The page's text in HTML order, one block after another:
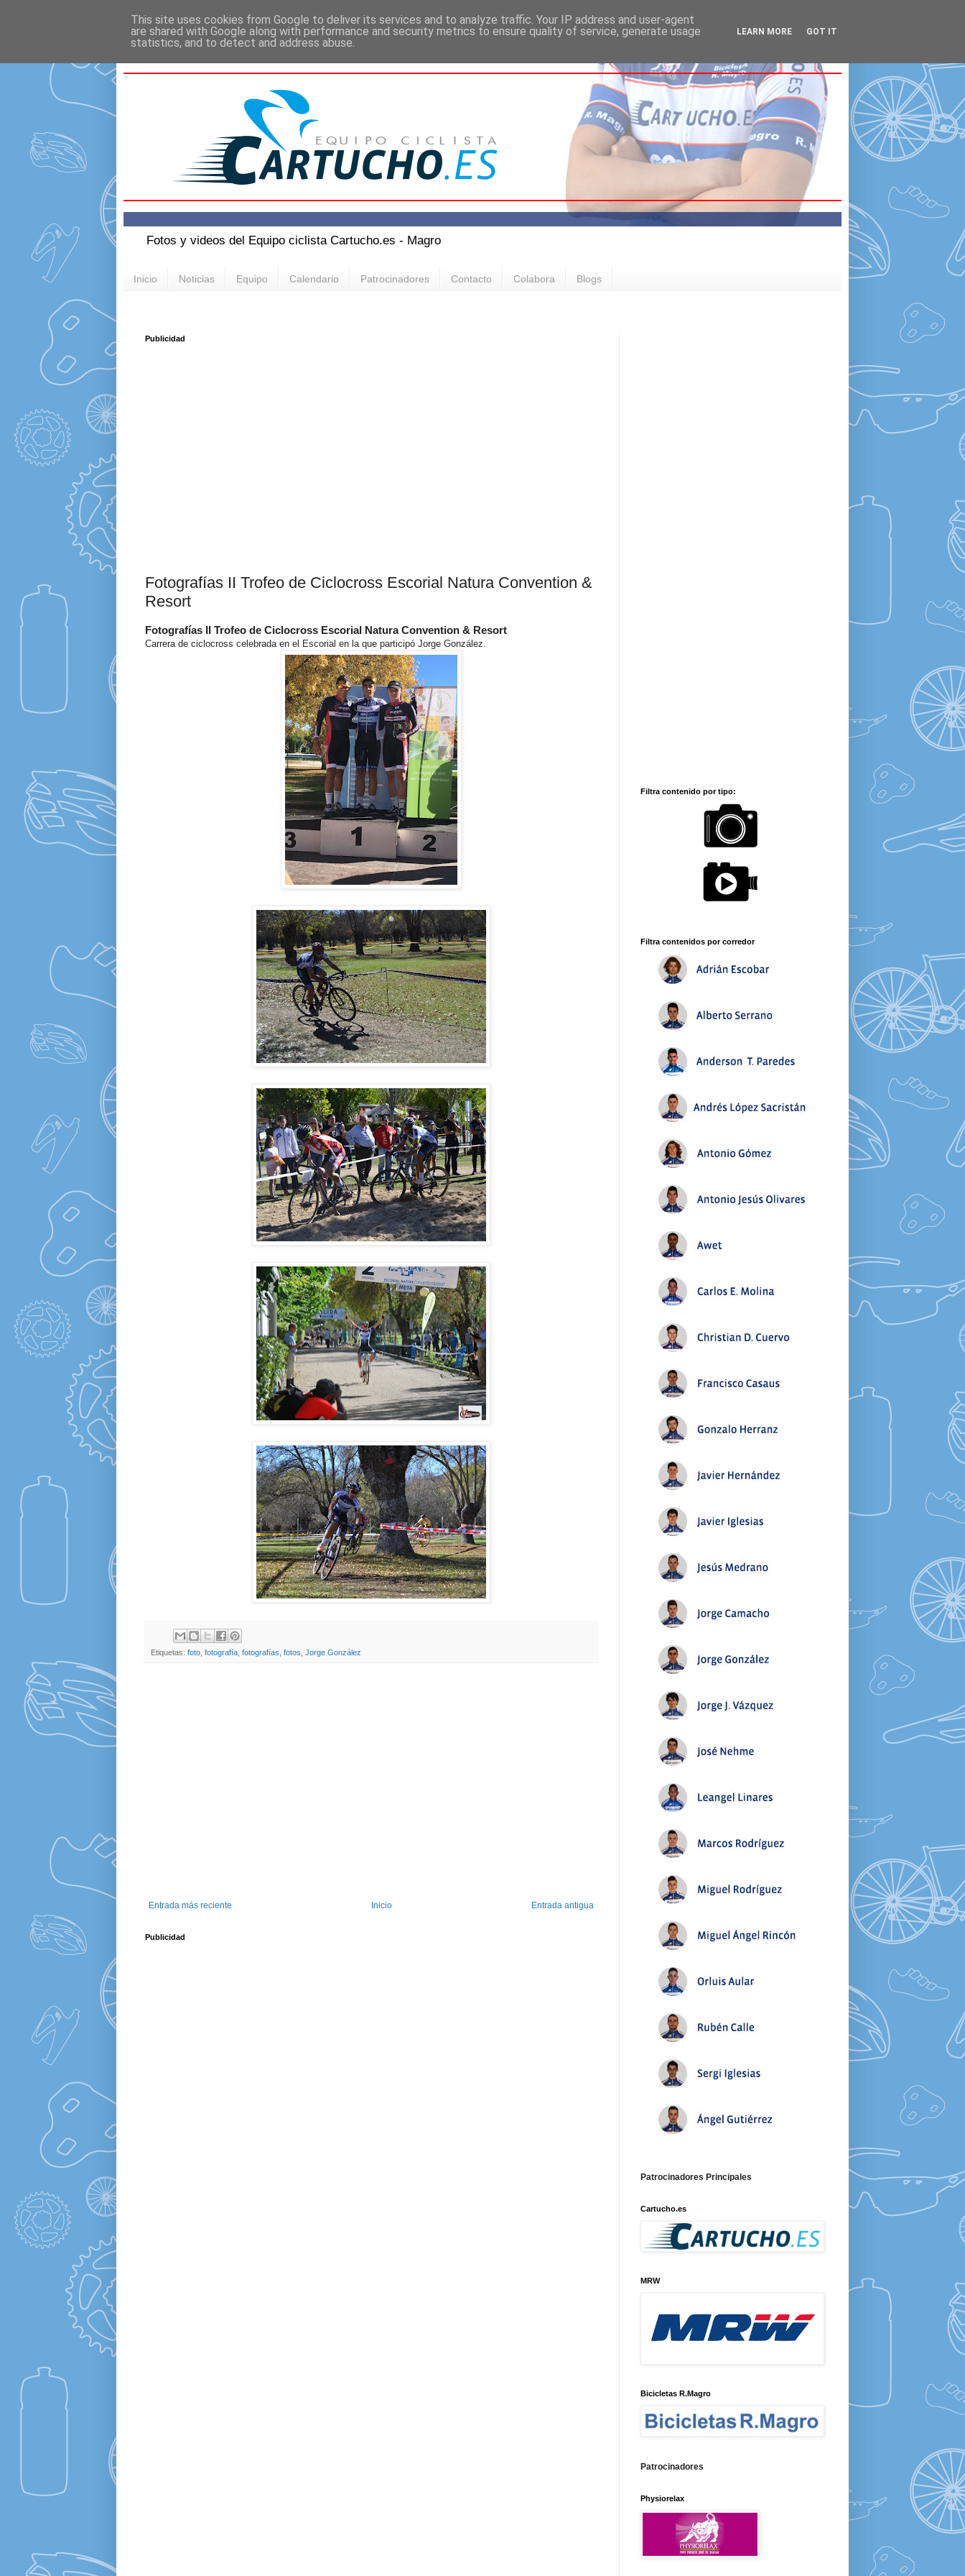
Fotos y videos del Equipo ciclista Cartucho.es - Magro
Inicio Noticias Equipo Calendario Patrocinadores Contacto Colabora Blogs
Publicidad
Fotografías II Trofeo de Ciclocross Escorial Natura Convention &
Resort
Fotografías II Trofeo de Ciclocross Escorial Natura Convention & Resort
Carrera de ciclocross celebrada en el Escorial en la que participó Jorge González.
Etiquetas: foto fotografía fotografías fotos Jorge González
Entrada más reciente Entrada antigua
Inicio
Publicidad
Filtra contenido por tipo:
Filtra contenidos por corredor
Patrocinadores Principales
Cartucho.es
MRW
Bicicletas R.Magro
Patrocinadores
Physiorelax
This site uses cookies from Google to deliver its services and to analyze traffic. Your IP address and user-agent
are shared with Google along with performance and security metrics to ensure quality of service, generate usage
statistics, and to detect and address abuse.
LEARN MORE GOT IT